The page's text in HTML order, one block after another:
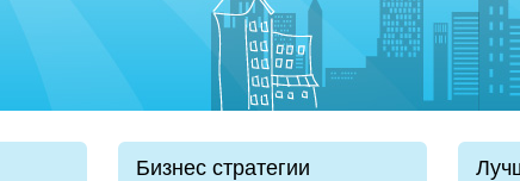
Бизнес стратегии